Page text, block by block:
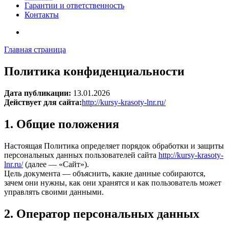
Гарантии и ответственность
Контакты
Главная страница
Политика конфиденциальности
Дата публикации: 13.01.2026
Действует для сайта:http://kursy-krasoty-lnr.ru/
1. Общие положения
Настоящая Политика определяет порядок обработки и защиты
персональных данных пользователей сайта http://kursy-krasoty-
lnr.ru/(далее — «Сайт»).
Цель документа — объяснить, какие данные собираются,
зачем они нужны, как они хранятся и как пользователь может
управлять своими данными.
2. Оператор персональных данных